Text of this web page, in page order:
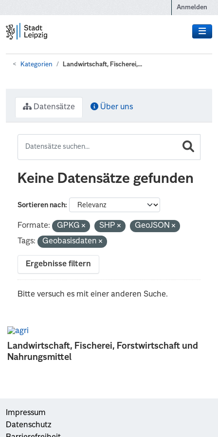
Anmelden
Kategorien Landwirtschaft, Fischerei,...
Landwirtschaft, Fischerei, Forstwirtschaft und
Nahrungsmittel
Datensätze Über uns
Keine Datensätze gefunden
Sortieren nach
Formate: GPKG SHP
GeoJSON
Tags:
Geobasisdaten
Ergebnisse filtern
Bitte versuch es mit einer anderen Suche.
Impressum
Datenschutz